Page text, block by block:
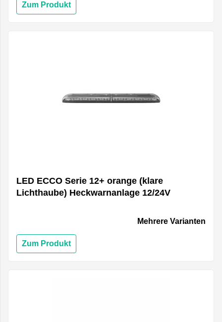
Zum Produkt
LED ECCO Serie 12+ orange (klare
Lichthaube) Heckwarnanlage 12/24V
Mehrere Varianten
Zum Produkt